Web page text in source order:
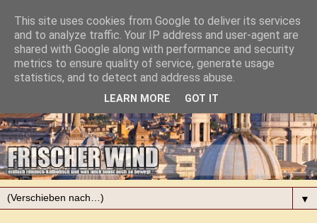
▼
This site uses cookies from Google to deliver its services
and to analyze traffic. Your IP address and user-agent are
shared with Google along with performance and security
metrics to ensure quality of service, generate usage
statistics, and to detect and address abuse.
LEARN MORE GOT IT